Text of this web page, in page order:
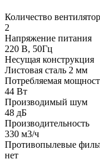
Количество
2
Напряжение питания
220 В, 50Гц
Несущая конструкция
Листовая сталь 2 мм
Потребляемая
44 Вт
Производимый шум
48 дБ
Производительность
330 м3/ч
Противопылевые
нет